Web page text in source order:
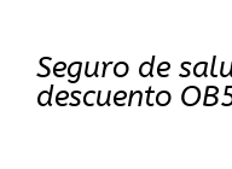
Seguro de
descuento